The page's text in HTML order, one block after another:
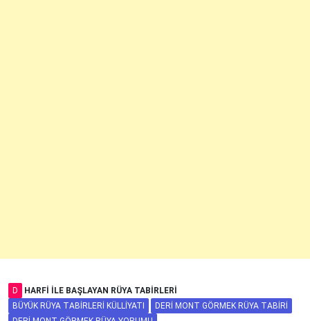
D
HARFI ILE BAŞLAYAN RÜYA TABIRLERI
BÜYÜK RÜYA TABIRLERI KÜLLIYATI
DERI MONT GÖRMEK RÜYA TABIRI